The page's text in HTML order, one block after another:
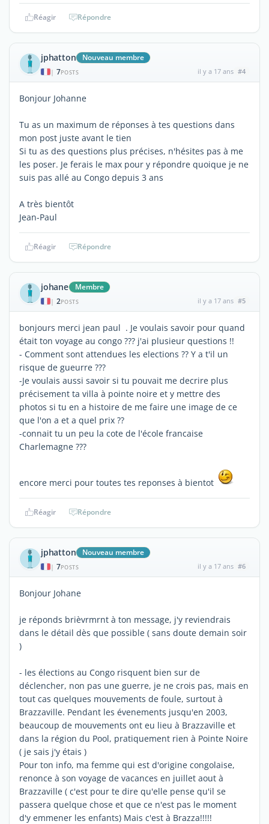
Réagir Répondre
jphatton Nouveau membre
| 7POSTS il y a 17 ans #4
Bonjour Johanne
Tu as un maximum de réponses à tes questions dans
mon post juste avant le tien
Si tu as des questions plus précises, n'hésites pas à me
les poser. Je ferais le max pour y répondre quoique je ne
suis pas allé au Congo depuis 3 ans
A très bientôt
Jean-Paul
Réagir Répondre
johane Membre
| 2POSTS il y a 17 ans #5
bonjours merci jean paul . Je voulais savoir pour quand
était ton voyage au congo ??? j'ai plusieur questions !!
- Comment sont attendues les elections ?? Y a t'il un
risque de gueurre ???
-Je voulais aussi savoir si tu pouvait me decrire plus
précisement ta villa à pointe noire et y mettre des
photos si tu en a histoire de me faire une image de ce
que l'on a et a quel prix ??
-connait tu un peu la cote de l'école francaise
Charlemagne ???
encore merci pour toutes tes reponses à bientot
Réagir Répondre
jphatton Nouveau membre
| 7POSTS il y a 17 ans #6
Bonjour Johane
je réponds brièvrmrnt à ton message, j'y reviendrais
dans le détail dès que possible ( sans doute demain soir
)
- les élections au Congo risquent bien sur de
déclencher, non pas une guerre, je ne crois pas, mais en
tout cas quelques mouvements de foule, surtout à
Brazzaville. Pendant les évenements jusqu'en 2003,
beaucoup de mouvements ont eu lieu à Brazzaville et
dans la région du Pool, pratiquement rien à Pointe Noire
( je sais j'y étais )
Pour ton info, ma femme qui est d'origine congolaise,
renonce à son voyage de vacances en juillet aout à
Brazzaville ( c'est pour te dire qu'elle pense qu'il se
passera quelque chose et que ce n'est pas le moment
d'y emmener les enfants) Mais c'est à Brazza!!!!!